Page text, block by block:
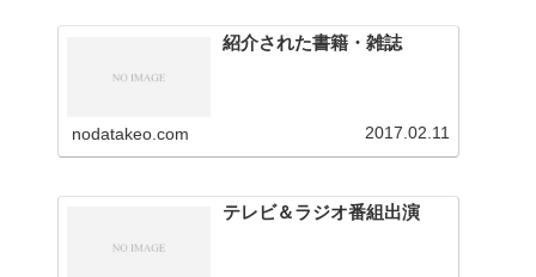
紹介された書籍・雑誌
nodatakeo.com 2017.02.11
テレビ＆ラジオ番組出演